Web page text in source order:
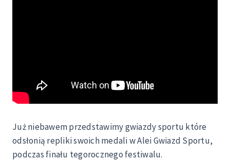
Już niebawem przedstawimy gwiazdy sportu które
odsłonią repliki swoich medali w Alei Gwiazd Sportu,
podczas finału tegorocznego festiwalu.